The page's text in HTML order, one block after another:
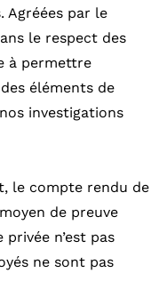
Agréées par le
le respect des
à permettre
éléments de
investigations
le compte rendu de
de preuve
n’est pas
ne sont pas